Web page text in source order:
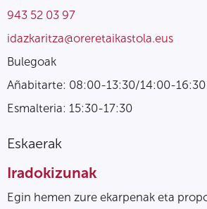
943 52 03 97
idazkaritza@oreretaikastola.eus
Bulegoak
Añabitarte: 08:00-13:30/14:00-16:30
Esmalteria: 15:30-17:30
Eskaerak
Iradokizunak
Egin hemen zure ekarpenak eta